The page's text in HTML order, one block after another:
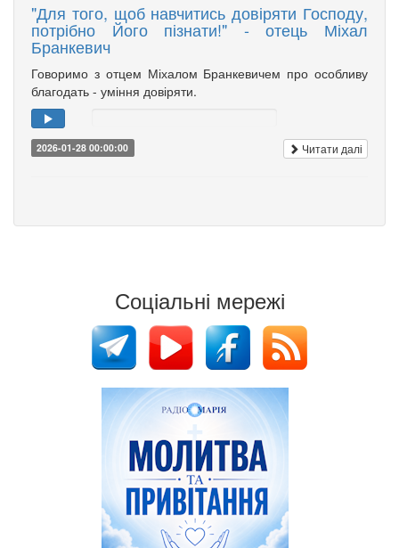
"Для того, щоб навчитись довіряти Господу,
потрібно Його пізнати!" - отець Міхал
Бранкевич
Говоримо з отцем Міхалом Бранкевичем про особливу
благодать - уміння довіряти.
2026-01-28 00:00:00 Читати далі
Соціальні мережі